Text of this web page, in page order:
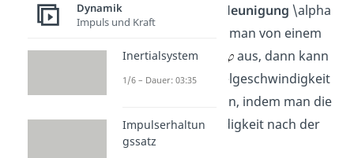
Winkelbeschleunigung \alpha
dargestellt. Geht man von einem
Rotationswinkel
aus, dann kann
daraus die Winkelgeschwindigkeit
berechnet werden, indem man die
Winkelgeschwindigkeit nach der
Zeitableitet
Dynamik
Impuls und Kraft
Inertialsystem
1/6 – Dauer: 03:35
Impulserhaltun
gssatz